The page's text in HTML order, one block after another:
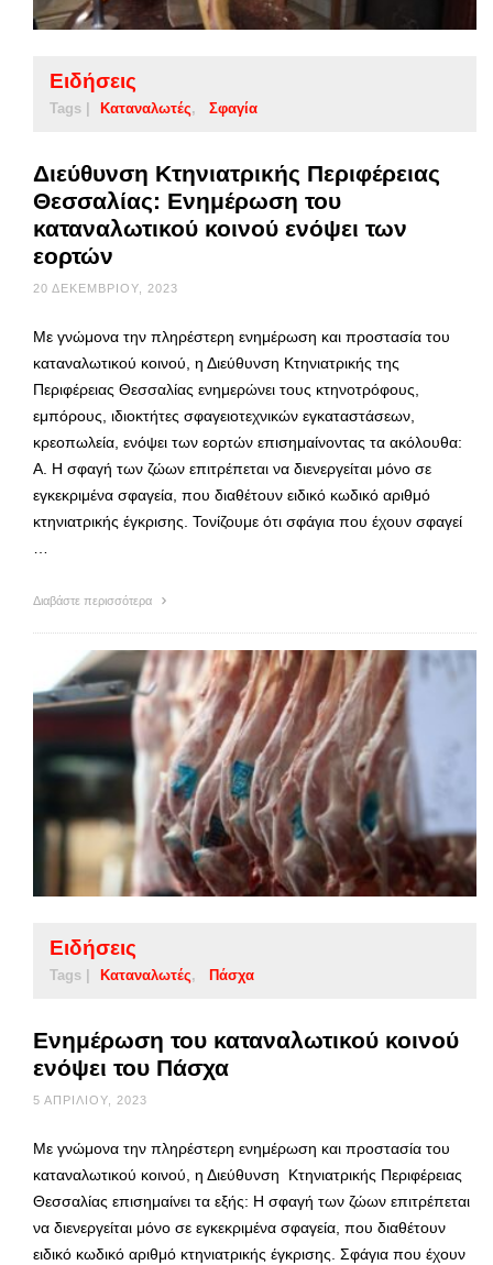
Ειδήσεις
Tags | Καταναλωτές Σφαγία
Διεύθυνση Κτηνιατρικής Περιφέρειας
Θεσσαλίας: Ενημέρωση του
καταναλωτικού κοινού ενόψει των
εορτών
20 ΔΕΚΕΜΒΡΊΟΥ, 2023
Με γνώμονα την πληρέστερη ενημέρωση και προστασία του
καταναλωτικού κοινού, η Διεύθυνση Κτηνιατρικής της
Περιφέρειας Θεσσαλίας ενημερώνει τους κτηνοτρόφους,
εμπόρους, ιδιοκτήτες σφαγειοτεχνικών εγκαταστάσεων,
κρεοπωλεία, ενόψει των εορτών επισημαίνοντας τα ακόλουθα:
Α. Η σφαγή των ζώων επιτρέπεται να διενεργείται μόνο σε
εγκεκριμένα σφαγεία, που διαθέτουν ειδικό κωδικό αριθμό
κτηνιατρικής έγκρισης. Τονίζουμε ότι σφάγια που έχουν σφαγεί
…
Διαβάστε περισσότερα
Ειδήσεις
Tags | Καταναλωτές Πάσχα
Ενημέρωση του καταναλωτικού κοινού
ενόψει του Πάσχα
5 ΑΠΡΙΛΊΟΥ, 2023
Με γνώμονα την πληρέστερη ενημέρωση και προστασία του
καταναλωτικού κοινού, η Διεύθυνση Κτηνιατρικής Περιφέρειας
Θεσσαλίας επισημαίνει τα εξής: Η σφαγή των ζώων επιτρέπεται
να διενεργείται μόνο σε εγκεκριμένα σφαγεία, που διαθέτουν
ειδικό κωδικό αριθμό κτηνιατρικής έγκρισης. Σφάγια που έχουν